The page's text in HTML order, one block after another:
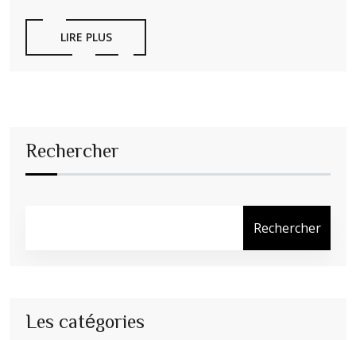
LIRE PLUS
Rechercher
Rechercher
Les catégories